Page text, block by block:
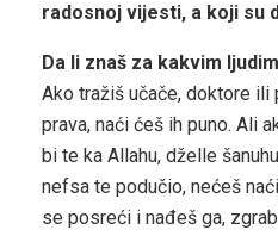
radosnoj vijesti, a koji su
Da li znaš za kakvim
Ako tražiš učače, doktore
prava, naći ćeš ih puno. Ali
bi te ka Allahu, dželle
nefsa te podučio, nećeš
se posreći i nađeš ga,